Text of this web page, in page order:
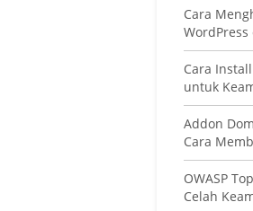
Cara
Cara
untuk
Addon
Cara
OWASP
Celah